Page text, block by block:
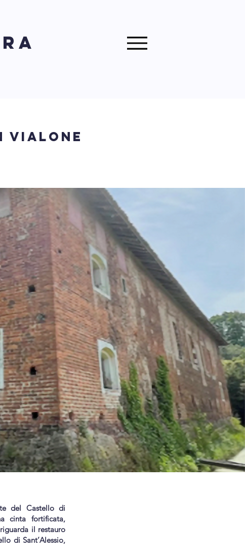
vialone
del Castello di
cinta fortificata,
il restauro
di Sant’Alessio,